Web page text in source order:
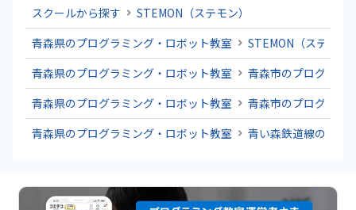
スクールから探す
STEMON（ステモン）
青森県のプログラミング・ロボット教室
STEMON（ステモン
青森県のプログラミング・ロボット教室
青森市のプログラミ
青森県のプログラミング・ロボット教室
青森市のプログラミ
青森県のプログラミング・ロボット教室
青い森鉄道線のプロ